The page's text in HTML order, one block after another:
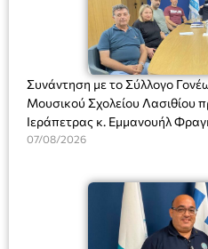
Συνάντηση με το Σύλλογο
Μουσικού Σχολείου Λασιθίου
Ιεράπετρας κ. Εμμανουήλ
Διευθύντριας του σχολείου
07/08/2026